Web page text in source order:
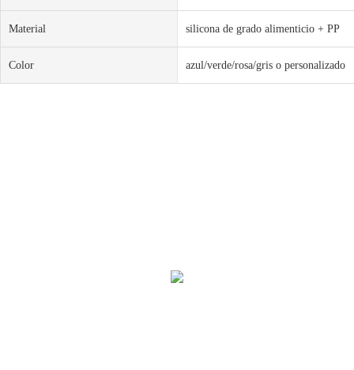
Material silicona de grado alimenticio + PP
Color azul/verde/rosa/gris o personalizado